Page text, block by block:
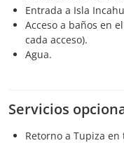
Entrada a Isla
Acceso a baños en
cada acceso).
Agua.
Servicios
Retorno a Tupiza